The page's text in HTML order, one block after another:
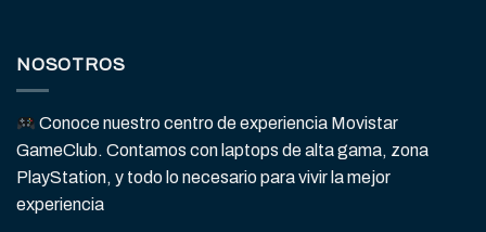
NOSOTROS
Conoce nuestro centro de experiencia Movistar
GameClub. Contamos con laptops de alta gama, zona
PlayStation, y todo lo necesario para vivir la mejor
experiencia